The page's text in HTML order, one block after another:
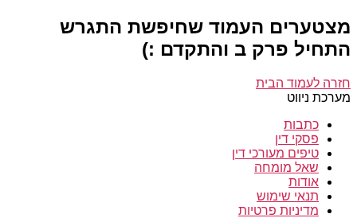
מצטערים העמוד שחיפשת התגרש
התחיל פרק ב והתקדם :)
חזרה לעמוד הבית
מערכת ניווט
כתבות
פסקי דין
טיפים מעורכי דין
שאל מומחה
אודות
תנאי שימוש
מדיניות פרטיות